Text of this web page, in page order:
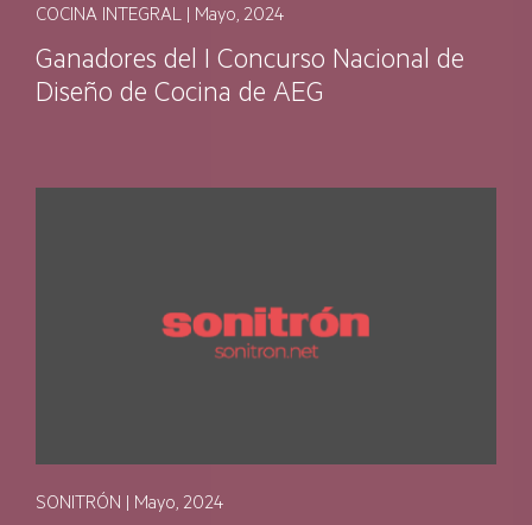
COCINA INTEGRAL | Mayo, 2024
Ganadores del I Concurso Nacional de
Diseño de Cocina de AEG
SONITRÓN | Mayo, 2024